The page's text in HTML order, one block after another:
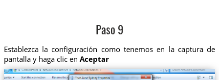
Paso 9
Establezca la configuración como tenemos en la captura de
pantalla y haga clic en Aceptar